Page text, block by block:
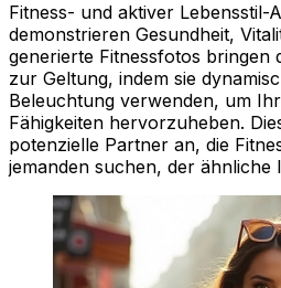
Fitness- und aktiver Lebensstil-
demonstrieren Gesundheit,
generierte Fitnessfotos bringen
zur Geltung, indem sie
Beleuchtung verwenden, um
Fähigkeiten hervorzuheben.
potenzielle Partner an, die
jemanden suchen, der ähnliche